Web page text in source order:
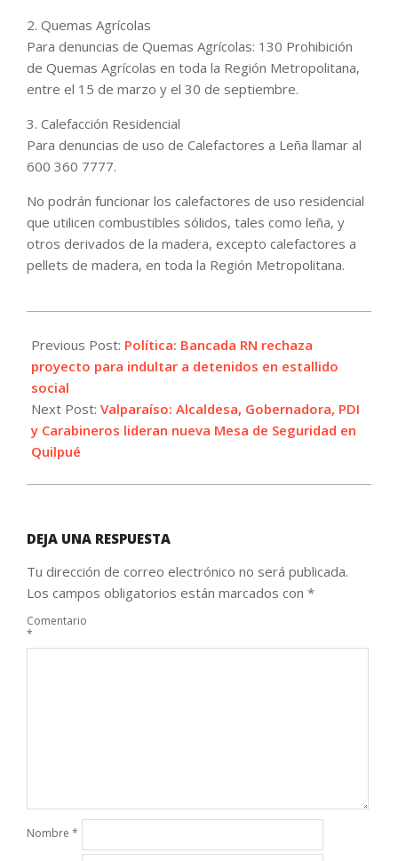
2. Quemas Agrícolas
Para denuncias de Quemas Agrícolas: 130 Prohibición
de Quemas Agrícolas en toda la Región Metropolitana,
entre el 15 de marzo y el 30 de septiembre.
3. Calefacción Residencial
Para denuncias de uso de Calefactores a Leña llamar al
600 360 7777.
No podrán funcionar los calefactores de uso residencial
que utilicen combustibles sólidos, tales como leña, y
otros derivados de la madera, excepto calefactores a
pellets de madera, en toda la Región Metropolitana.
07-
07
Previous Post: Política: Bancada RN rechaza
proyecto para indultar a detenidos en estallido
social
Next Post: Valparaíso: Alcaldesa, Gobernadora, PDI
y Carabineros lideran nueva Mesa de Seguridad en
Quilpué
DEJA UNA RESPUESTA
Tu dirección de correo electrónico no será publicada.
Los campos obligatorios están marcados con *
Comentario
*
Nombre *